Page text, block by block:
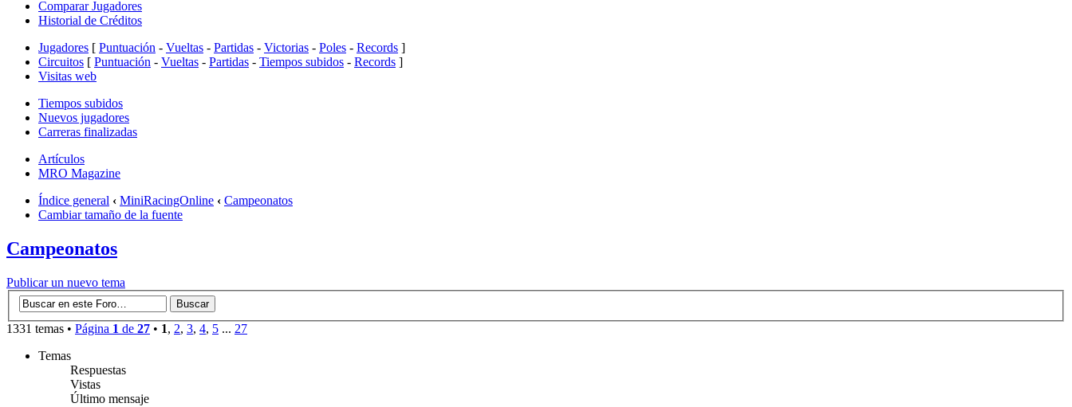
Comparar Jugadores
Historial de Créditos
Jugadores [ Puntuación - Vueltas - Partidas - Victorias - Poles - Records ]
Circuitos [ Puntuación - Vueltas - Partidas - Tiempos subidos - Records ]
Visitas web
Tiempos subidos
Nuevos jugadores
Carreras finalizadas
Artículos
MRO Magazine
Índice general ‹ MiniRacingOnline ‹ Campeonatos
Cambiar tamaño de la fuente
Campeonatos
Publicar un nuevo tema
1331 temas • Página 1 de 27 • 1, 2, 3, 4, 5 ... 27
Temas
Respuestas
Vistas
Último mensaje